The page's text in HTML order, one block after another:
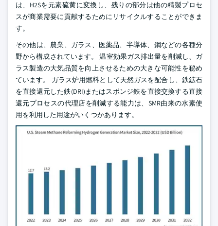
は、H2Sを元素硫黄に変換し、残りの部分は他の精製プロセ
スが商業需要に貢献するためにリサイクルすることができま
す。
その他は、農業、ガラス、医薬品、半導体、鋼などの各種分
野から構成されています。 温室効果ガス排出量を削減し、ガ
ラス製造の大気品質を向上させるための大きな可能性を秘め
ています。 ガラス炉用燃料として天然ガスを配合し、鉄鉱石
を直接還元した鉄(DRI)またはスポンジ鉄を直接交換する直接
還元プロセスの代理店を削減する能力は、SMR由来の水素使
用を利用した用途がいくつかあります。